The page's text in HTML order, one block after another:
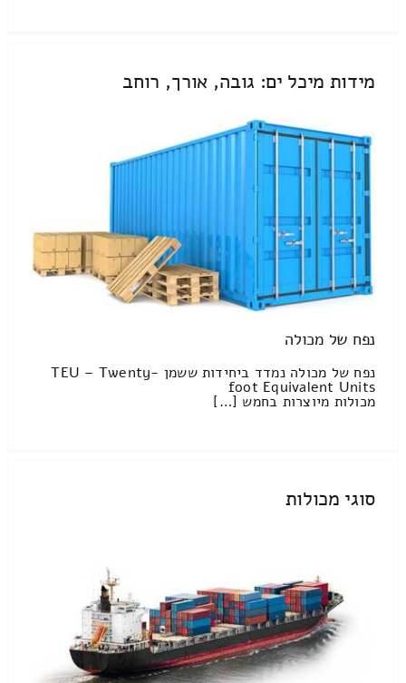
מידות מיכל ים: גובה, אורך, רוחב
נפח של מכולה
נפח של מכולה נמדד ביחידות ששמן TEU – Twenty-
foot Equivalent Units
מכולות מיוצרות בחמש […]
סוגי מכולות